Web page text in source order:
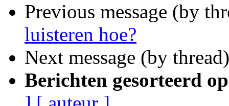
Previous message (by
luisteren hoe?
Next message (by
Berichten gesorteerd